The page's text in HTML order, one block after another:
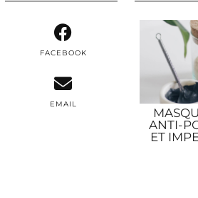
FACEBOOK
EMAIL
ANTI-
ET